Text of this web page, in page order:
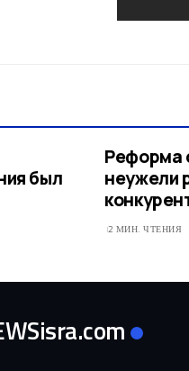
был
Реформа
неужели
2 МИН. ЧТЕНИЯ